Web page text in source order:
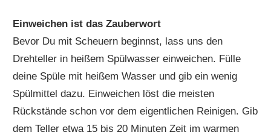
Einweichen ist das Zauberwort
Bevor Du mit Scheuern beginnst, lass uns den
Drehteller in heißem Spülwasser einweichen. Fülle
deine Spüle mit heißem Wasser und gib ein wenig
Spülmittel dazu. Einweichen löst die meisten
Rückstände schon vor dem eigentlichen Reinigen. Gib
dem Teller etwa 15 bis 20 Minuten Zeit im warmen